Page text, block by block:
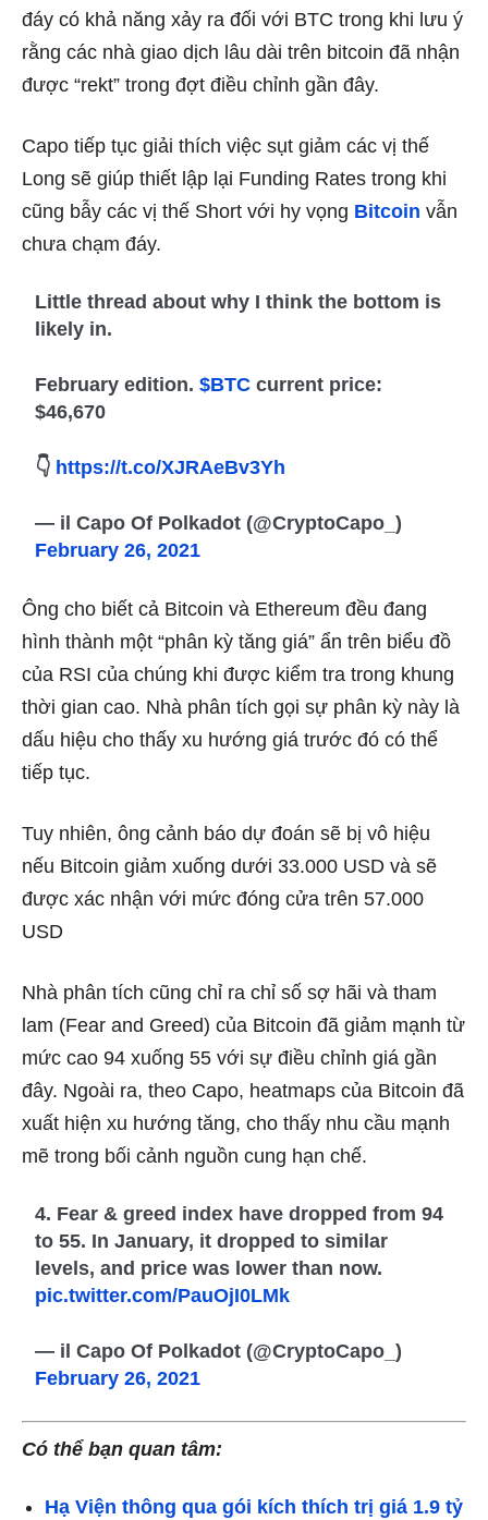
đáy có khả năng xảy ra đối với BTC trong khi lưu ý
rằng các nhà giao dịch lâu dài trên bitcoin đã nhận
được “rekt” trong đợt điều chỉnh gần đây.
Capo tiếp tục giải thích việc sụt giảm các vị thế
Long sẽ giúp thiết lập lại Funding Rates trong khi
cũng bẫy các vị thế Short với hy vọng Bitcoin vẫn
chưa chạm đáy.
Little thread about why I think the bottom is
likely in.
February edition.$BTC current price:
$46,670
👇 https://t.co/XJRAeBv3Yh
— il Capo Of Polkadot (@CryptoCapo_)
February 26, 2021
Ông cho biết cả Bitcoin và Ethereum đều đang
hình thành một “phân kỳ tăng giá” ẩn trên biểu đồ
của RSI của chúng khi được kiểm tra trong khung
thời gian cao. Nhà phân tích gọi sự phân kỳ này là
dấu hiệu cho thấy xu hướng giá trước đó có thể
tiếp tục.
Tuy nhiên, ông cảnh báo dự đoán sẽ bị vô hiệu
nếu Bitcoin giảm xuống dưới 33.000 USD và sẽ
được xác nhận với mức đóng cửa trên 57.000
USD
Nhà phân tích cũng chỉ ra chỉ số sợ hãi và tham
lam (Fear and Greed) của Bitcoin đã giảm mạnh từ
mức cao 94 xuống 55 với sự điều chỉnh giá gần
đây. Ngoài ra, theo Capo, heatmaps của Bitcoin đã
xuất hiện xu hướng tăng, cho thấy nhu cầu mạnh
mẽ trong bối cảnh nguồn cung hạn chế.
4. Fear & greed index have dropped from 94
to 55. In January, it dropped to similar
levels, and price was lower than now.
pic.twitter.com/PauOjI0LMk
— il Capo Of Polkadot (@CryptoCapo_)
February 26, 2021
Có thể bạn quan tâm:
Hạ Viện thông qua gói kích thích trị giá 1.9 tỷ